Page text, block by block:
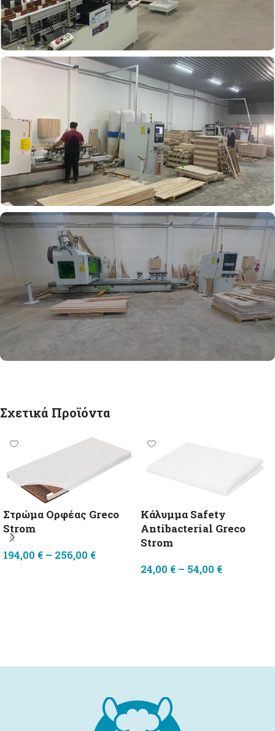
Σχετικά Προϊόντα
Στρώμα Ορφέας Greco
Strom
194,00 € – 256,00 €
Κάλυμμα Safety
Antibacterial Greco
Strom
24,00 € – 54,00 €